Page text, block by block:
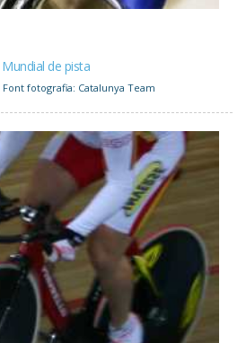
de pista
fotografia: Catalunya Team